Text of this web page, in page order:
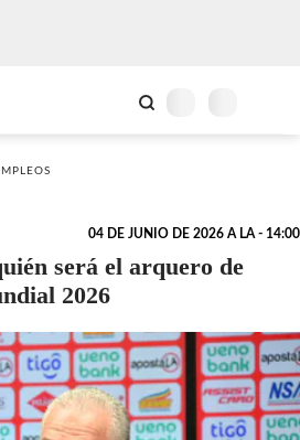
04 DE JUNIO DE 2026 A LA - 14:00
será el arquero de
2026